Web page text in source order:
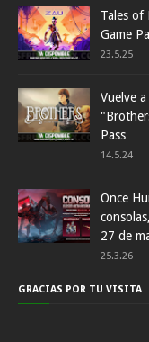
Tales of
Game
23.5.25
Vuelve
Pass
14.5.24
Once
27 de
25.3.26
GRACIAS POR TU VISITA